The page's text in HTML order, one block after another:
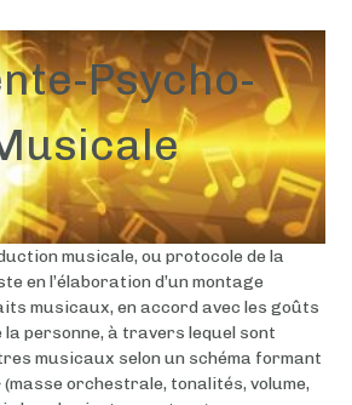
Psycho-
musicale, ou protocole de la
en l’élaboration d’un montage
musicaux, en accord avec les goûts
personne, à travers lequel sont
musicaux selon un schéma formant
(masse orchestrale, tonalités, volume,